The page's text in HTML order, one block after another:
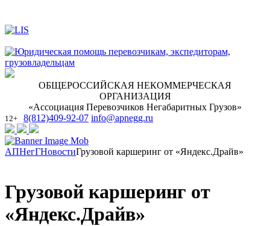
ОБЩЕРОССИЙСКАЯ НЕКОММЕРЧЕСКАЯ
ОРГАНИЗАЦИЯ
«Ассоциация Перевозчиков Негабаритных Грузов»
12+ 8(812)409-92-07 info@apnegg.ru
АПНегГНовостиГрузовой каршеринг от «Яндекс.Драйв»
Грузовой каршеринг от
«Яндекс.Драйв»